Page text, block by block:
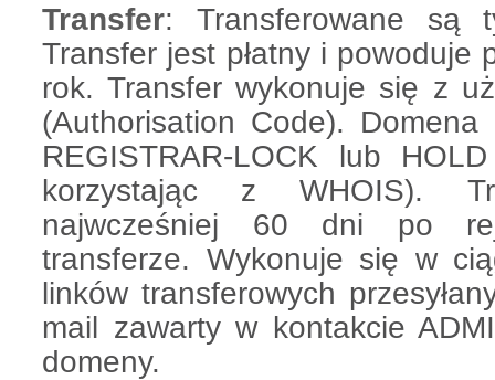
Transfer: Transferowane są
Transfer jest płatny i powoduje
rok. Transfer wykonuje się z
(Authorisation Code).
REGISTRAR-LOCK lub
korzystając z WHOIS).
najwcześniej 60 dni po
transferze. Wykonuje się w
linków transferowych
mail zawarty w kontakcie
domeny.